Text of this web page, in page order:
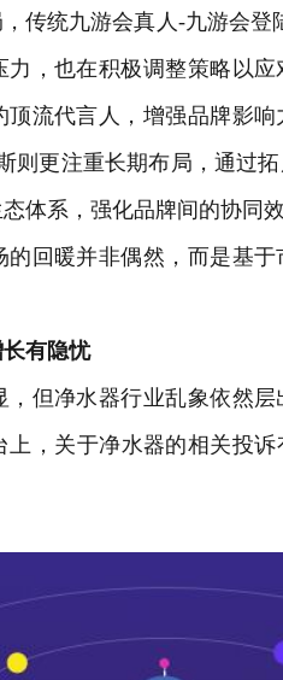
传统九游会真人-九游会登
力，也在积极调整策略以
流代言人，增强品牌影
则更注重长期布局，通过
体系，强化品牌间的协同
暖并非偶然，而是基于
有隐忧
净水器行业乱象依然层
，关于净水器的相关投